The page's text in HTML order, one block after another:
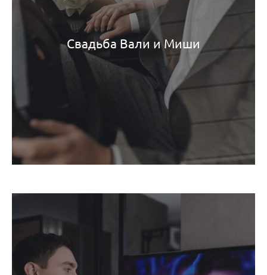
Свадьба Вали и Миши